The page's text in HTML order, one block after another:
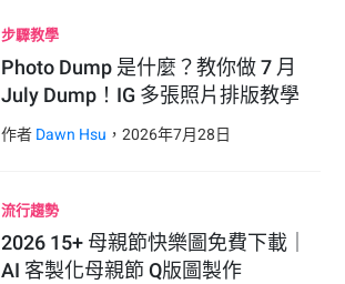
步驟教學
Photo Dump 是什麼？教你做 7 月
July Dump！IG 多張照片排版教學
作者 Dawn Hsu ，2026年7月28 日
流行趨勢
2026 15+ 母親節快樂圖免費下載｜
AI 客製化母親節 Q版圖製作